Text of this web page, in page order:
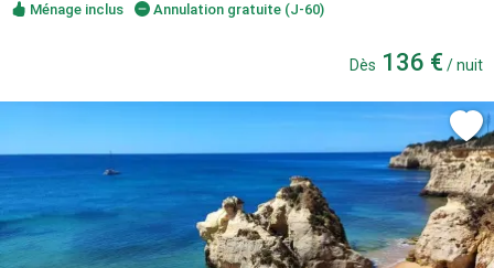
Ménage inclus Annulation gratuite (J-60)
Dès 136 € / nuit